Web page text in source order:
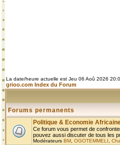
La date/heure actuelle est Jeu 06 Aoû 2026
grioo.com Index du Forum
Forums permanents
Politique & Economie
Ce forum vous permet de
pouvez aussi discuter de tous les
Modérateurs BM OGOTEMMELI